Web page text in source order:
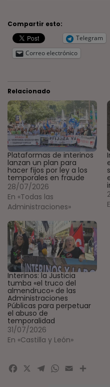
Compartir esto:
Telegram
Correo electrónico
Relacionado
Plataformas de interinos
lanzan un plan para
hacer fijos por ley a los
temporales en fraude
28/07/2026
En «Todas las
Administraciones»
Interinos: la Justicia
tumba «el truco del
almendruco» de las
Administraciones
Públicas para perpetuar
el abuso de
temporalidad
31/07/2026
En «Castilla y León»
Facebook
X Telegram
Email